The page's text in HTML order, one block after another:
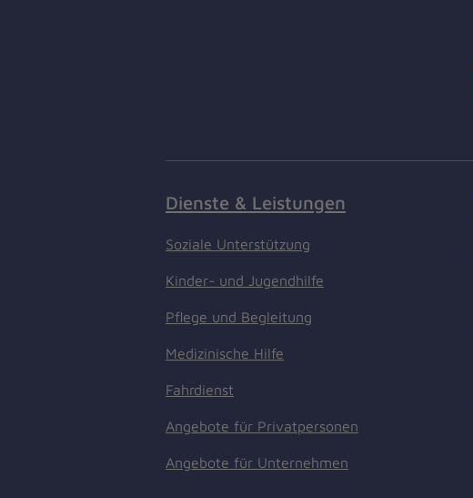
Dienste & Leistungen
Soziale Unterstützung
Kinder- und Jugendhilfe
Pflege und Begleitung
Medizinische Hilfe
Fahrdienst
Angebote für Privatpersonen
Angebote für Unternehmen